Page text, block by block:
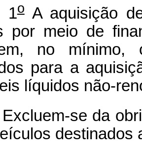
oA aquisição
por meio de
no mínimo,
para a
líquidos não-
Excluem-se da
destinados